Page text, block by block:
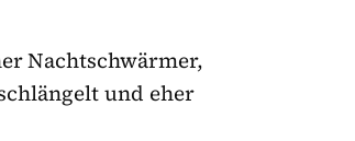
Nachtschwärmer,
und eher